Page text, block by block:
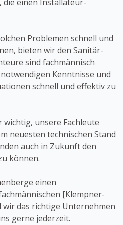
die einen Installateur-
Problemen schnell und
bieten wir den Sanitär-
sind fachmännisch
Kenntnisse und
schnell und effektiv zu
unsere Fachleute
neuesten technischen Stand
auch in Zukunft den
können.
einen
[Klempner-
das richtige Unternehmen
gerne jederzeit.